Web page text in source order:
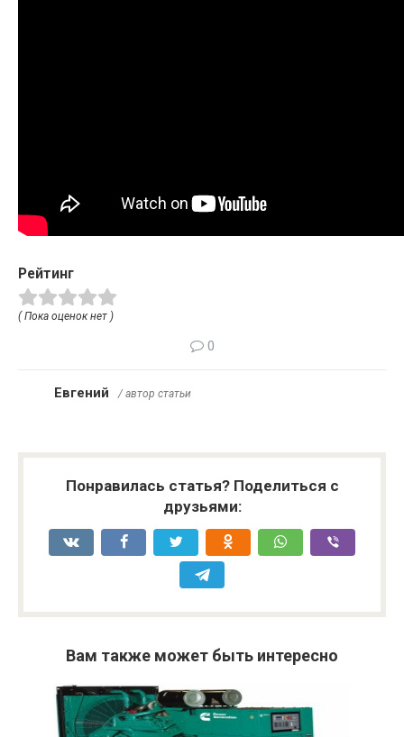
Рейтинг
( Пока оценок нет )
0
Евгений / автор статьи
Понравилась статья? Поделиться с
друзьями:
Вам также может быть интересно